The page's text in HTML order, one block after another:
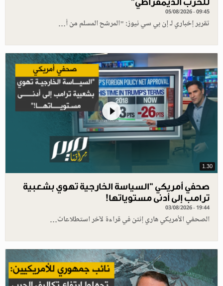
05/08/2026 - 09:45
تقرير إخباري لـ إن بي سي نيوز: "المرشح المسلم من أ…
1.30
صحفي أمريكي "السياسة الخارجية تهوي بشعبية
ترامب إلى أدنى مستوياتها!
03/08/2026 - 19:44
الصحفي الأمريكي هاري إنتن في قراءة لآخر استطلاعات…